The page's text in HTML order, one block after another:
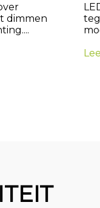
dimmen